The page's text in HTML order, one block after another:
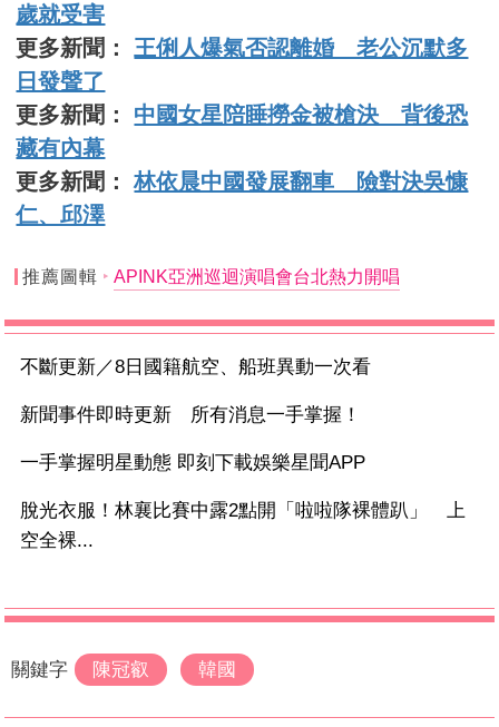
歲就受害
更多新聞： 王俐人爆氣否認離婚 老公沉默多
日發聲了
更多新聞： 中國女星陪睡撈金被槍決 背後恐
藏有內幕
更多新聞：林依晨中國發展翻車 險對決吳慷
仁、邱澤
推薦圖輯 APINK亞洲巡迴演唱會台北熱力開唱
不斷更新／8日國籍航空、船班異動一次看
新聞事件即時更新 所有消息一手掌握！
一手掌握明星動態 即刻下載娛樂星聞APP
脫光衣服！林襄比賽中露2點開「啦啦隊裸體趴」 上
空全裸...
關鍵字 陳冠叡 韓國